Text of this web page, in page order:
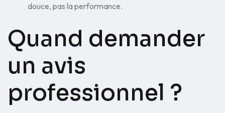
douce, pas la performance.
Quand demander
un avis
professionnel ?